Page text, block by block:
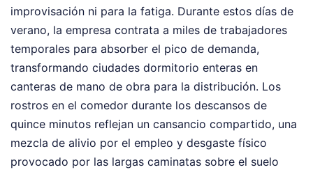
improvisación ni para la fatiga. Durante estos días de
verano, la empresa contrata a miles de trabajadores
temporales para absorber el pico de demanda,
transformando ciudades dormitorio enteras en
canteras de mano de obra para la distribución. Los
rostros en el comedor durante los descansos de
quince minutos reflejan un cansancio compartido, una
mezcla de alivio por el empleo y desgaste físico
provocado por las largas caminatas sobre el suelo